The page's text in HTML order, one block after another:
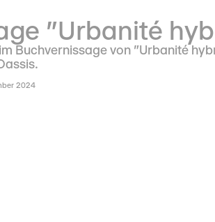
"Urbanité
Buchvernissage von "Urbanité
2024